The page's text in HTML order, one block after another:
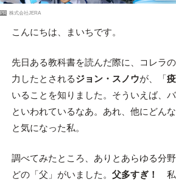
PR 株式会社JERA
こんにちは、まいちです。
先日ある教科書を読んだ際に、コレラ
力したとされるジョン・スノウが、「
いることを知りました。そういえば、
といわれているなあ。あれ、他にどん
と気になった私。
調べてみたところ、ありとあらゆる分
どの「父」がいました。 父多すぎ！
私